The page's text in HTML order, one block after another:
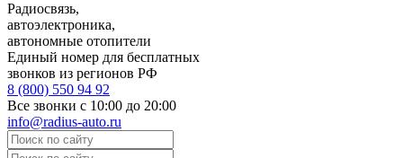
Радиосвязь,
автоэлектроника,
автономные отопители
Единый номер для бесплатных
звонков из регионов РФ
8 (800) 550 94 92
Все звонки с 10:00 до 20:00
info@radius-auto.ru